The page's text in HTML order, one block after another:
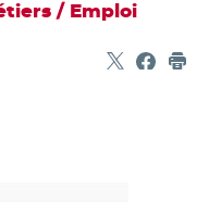
/ Emploi
Partager
- Nouvelle
-